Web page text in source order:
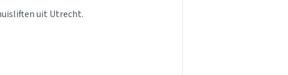
uit Utrecht.